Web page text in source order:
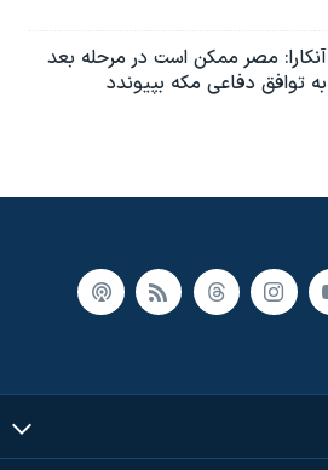
آنکارا: مصر ممکن است در مرحله بعد
به توافق دفاعی مکه بپیوندد